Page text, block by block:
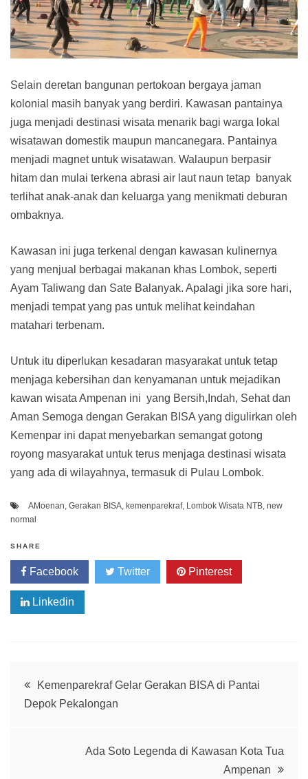
Selain deretan bangunan pertokoan bergaya jaman
kolonial masih banyak yang berdiri. Kawasan pantainya
juga menjadi destinasi wisata menarik bagi warga lokal
wisatawan domestik maupun mancanegara. Pantainya
menjadi magnet untuk wisatawan. Walaupun berpasir
hitam dan mulai terkena abrasi air laut naun tetap banyak
terlihat anak-anak dan keluarga yang menikmati deburan
ombaknya.
Kawasan ini juga terkenal dengan kawasan kulinernya
yang menjual berbagai makanan khas Lombok, seperti
Ayam Taliwang dan Sate Balanyak. Apalagi jika sore hari,
menjadi tempat yang pas untuk melihat keindahan
matahari terbenam.
Untuk itu diperlukan kesadaran masyarakat untuk tetap
menjaga kebersihan dan kenyamanan untuk mejadikan
kawan wisata Ampenan ini yang Bersih,Indah, Sehat dan
Aman Semoga dengan Gerakan BISA yang digulirkan oleh
Kemenpar ini dapat menyebarkan semangat gotong
royong masyarakat untuk terus menjaga destinasi wisata
yang ada di wilayahnya, termasuk di Pulau Lombok.
AMoenan, Gerakan BISA, kemenparekraf, Lombok Wisata NTB, new
normal
SHARE
Facebook Twitter Pinterest
Linkedin
Post
navigation
Kemenparekraf Gelar Gerakan BISA di Pantai
Depok Pekalongan
Ada Soto Legenda di Kawasan Kota Tua
Ampenan